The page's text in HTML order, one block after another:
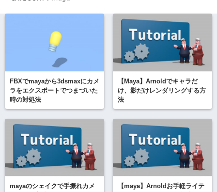
FBXでmayaから3dsmaxにカメ
ラをエクスポートでつまづいた
時の対処法
【Maya】Arnoldでキャラだ
け、影だけレンダリングする方
法
mayaのシェイクで手振れカメ
【maya】Arnoldお手軽ライテ